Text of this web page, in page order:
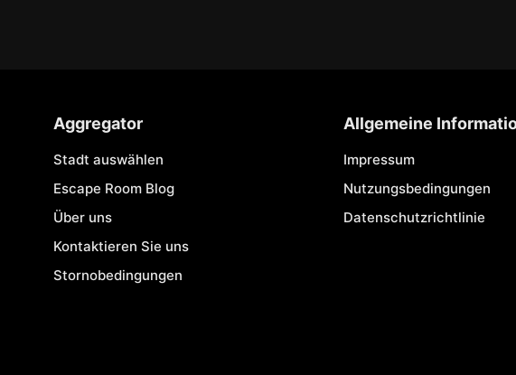
Aggregator
Stadt auswählen
Escape Room Blog
Über uns
Kontaktieren Sie uns
Stornobedingungen
Allgemeine
Impressum
Nutzungsbedingungen
Datenschutzrichtlinie